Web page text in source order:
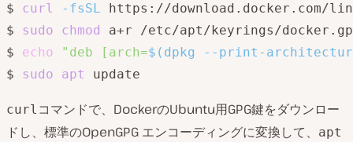
$ curl -fsSL https://download.docker.com/
$ sudo chmod
a+r /etc/apt/keyrings/
$ echo "deb [arch=$( dpkg --print-
$ sudo apt
curl コマンドで、DockerのUbuntu用GPG鍵をダウンロー
ドし、標準のOpenGPG エンコーディングに変換して、
apt